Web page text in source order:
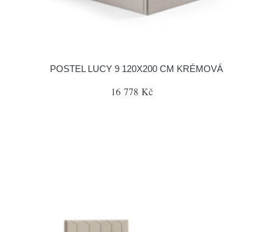
POSTEL LUCY 9 120X200 CM KRÉMOVÁ
16 778 Kč